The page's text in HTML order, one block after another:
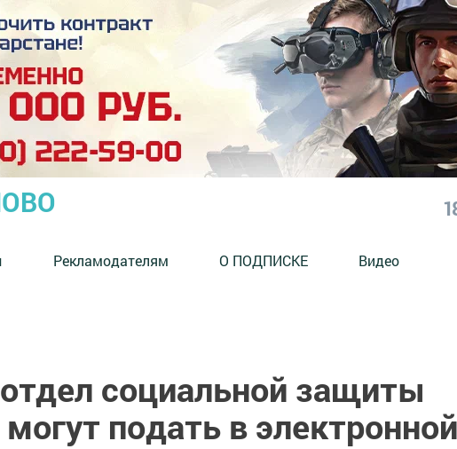
Рекламодателям О ПОДПИСКЕ Видео
социальной защиты
подать в электронной